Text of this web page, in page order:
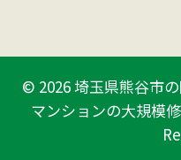
© 2026埼玉県熊谷市
マンションの大規模